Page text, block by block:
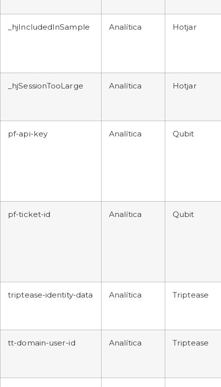
_hjIncludedInSample Analítica Hotjar
_hjSessionTooLarge Analítica Hotjar
pf-api-key Analítica Qubit
pf-ticket-id Analítica Qubit
triptease-identity-data Analítica Triptease
tt-domain-user-id Analítica Triptease